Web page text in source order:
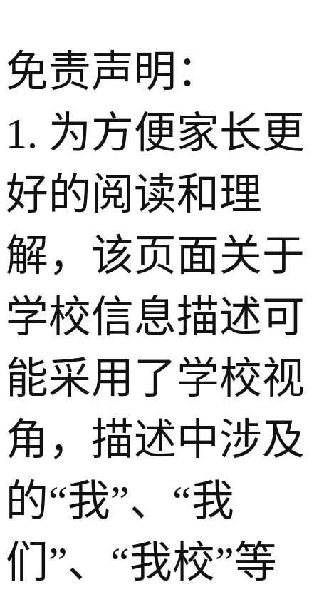
免责声明：
1. 为方便家长更
好的阅读和理
解，该页面关于
学校信息描述可
能采用了学校视
角，描述中涉及
的“我”、“我
们”、“我校”等